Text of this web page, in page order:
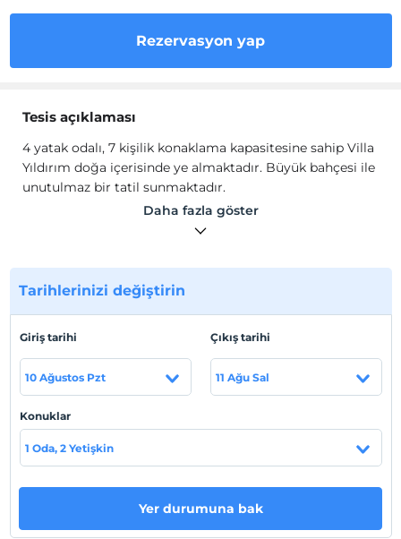
Rezervasyon yap
Tesis açıklaması
4 yatak odalı, 7 kişilik konaklama kapasitesine sahip Villa
Yıldırım doğa içerisinde ye almaktadır. Büyük bahçesi ile
unutulmaz bir tatil sunmaktadır.
Tatil denilince akla ilk gelen tatil bölgelerinden biri olan
Göcek’te yer alan korunaklı bu muhteşem villamız, 4
Modern mimari ve eşsiz tasarımın birleşmesiyle ortaya
çıkan villamız, kaliteli ve şık donanımı ile elit bir tatil
Tesis lokasyon bilgileri
Muğla Fethiye'de yer almaktadır.
Daha fazla göster
Tarihlerinizi değiştirin
Giriş tarihi
10 Ağustos Pzt
Çıkış tarihi
11 Ağu Sal
Konuklar
1 Oda, 2 Yetişkin
Yer durumuna bak